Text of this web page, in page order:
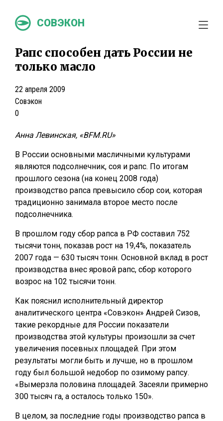
СОВЭКОН
Рапс способен дать России не
только масло
22 апреля 2009
Совэкон
0
Анна Левинская, «BFM.RU»
В России основными масличными культурами
являются подсолнечник, соя и рапс. По итогам
прошлого сезона (на конец 2008 года)
производство рапса превысило сбор сои, которая
традиционно занимала второе место после
подсолнечника.
В прошлом году сбор рапса в РФ составил 752
тысячи тонн, показав рост на 19,4%, показатель
2007 года — 630 тысяч тонн. Основной вклад в рост
производства внес яровой рапс, сбор которого
возрос на 102 тысячи тонн.
Как пояснил исполнительный директор
аналитического центра «Совэкон» Андрей Сизов,
такие рекордные для России показатели
производства этой культуры произошли за счет
увеличения посевных площадей. При этом
результаты могли быть и лучше, но в прошлом
году был большой недобор по озимому рапсу.
«Вымерзла половина площадей. Засеяли примерно
300 тысяч га, а осталось только 150».
В целом, за последние годы производство рапса в